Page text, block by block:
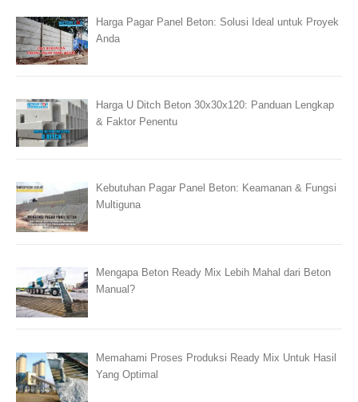
Harga Pagar Panel Beton: Solusi Ideal untuk Proyek
Anda
Harga U Ditch Beton 30x30x120: Panduan Lengkap
& Faktor Penentu
Kebutuhan Pagar Panel Beton: Keamanan & Fungsi
Multiguna
Mengapa Beton Ready Mix Lebih Mahal dari Beton
Manual?
Memahami Proses Produksi Ready Mix Untuk Hasil
Yang Optimal